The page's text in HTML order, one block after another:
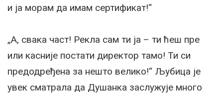
и ја морам да имам сертификат!“
„А, свака част! Рекла сам ти ја – ти ћеш пре
или касније постати директор тамо! Ти си
предодређена за нешто велико!“ Љубица је
увек сматрала да Душанка заслужује много